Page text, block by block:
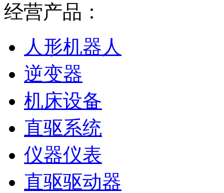
经营产品：
人形机器人
逆变器
机床设备
直驱系统
仪器仪表
直驱驱动器